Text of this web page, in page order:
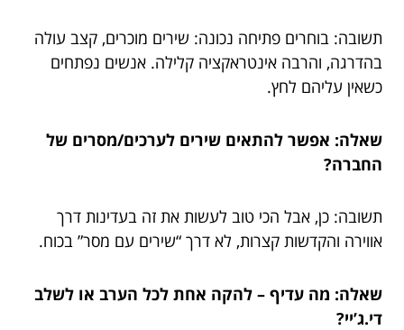
תשובה: בוחרים פתיחה נכונה: שירים מוכרים, קצב עולה
בהדרגה, והרבה אינטראקציה קלילה. אנשים נפתחים
כשאין עליהם לחץ.
שאלה: אפשר להתאים שירים לערכים/מסרים של
החברה?
תשובה: כן, אבל הכי טוב לעשות את זה בעדינות דרך
אווירה והקדשות קצרות, לא דרך “שירים עם מסר” בכוח.
שאלה: מה עדיף – להקה אחת לכל הערב או לשלב
די.ג’יי?